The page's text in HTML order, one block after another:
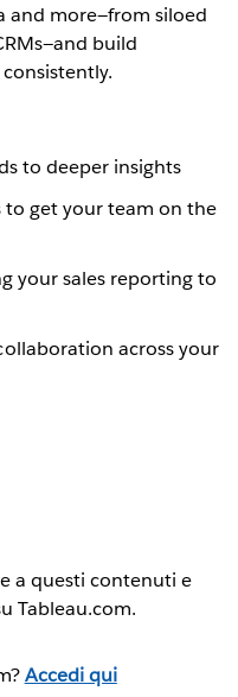
and more—from siloed
build
to deeper insights
to get your team on the
your sales reporting to
across your
a questi contenuti e
Tableau.com.
Accedi qui